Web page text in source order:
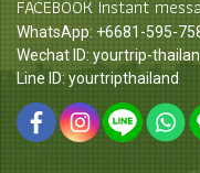
FACEBOOK Instant
WhatsApp: +6681-595-
Wechat ID: yourtrip-
Line ID: yourtripthailand